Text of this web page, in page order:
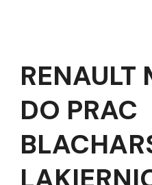
RENAULT
DO PRAC